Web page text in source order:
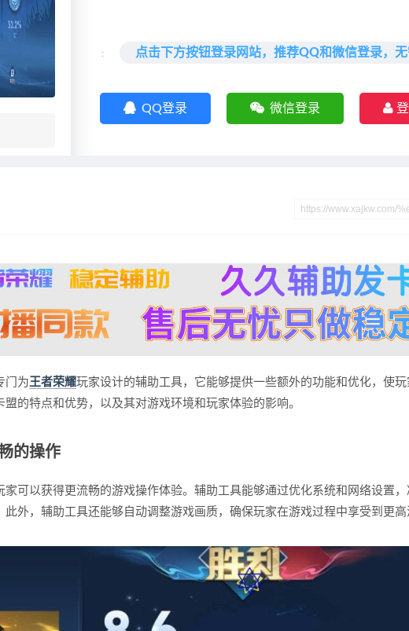
: 点击下方按钮登录网站，推荐QQ和微信登录，无
QQ登录 微信登录
门为王者荣耀玩家设计的辅助工具，它能够提供一些额外的功能和优化，使
盟的特点和优势，以及其对游戏环境和玩家体验的影响。
的操作
可以获得更流畅的游戏操作体验。辅助工具能够通过优化系统和网络设置
外，辅助工具还能够自动调整游戏画质，确保玩家在游戏过程中享受到更高